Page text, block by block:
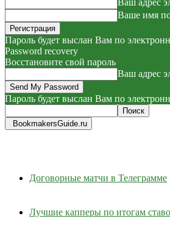
Ваш адрес
Ваше имя
Пароль будет выслан Вам по
Password recovery
Восстановите свой пароль
Ваш адрес
Пароль будет выслан Вам по
BookmakersGuide.ru
Договорные матчи в Телеграмме
Лучшие капперы по итогам